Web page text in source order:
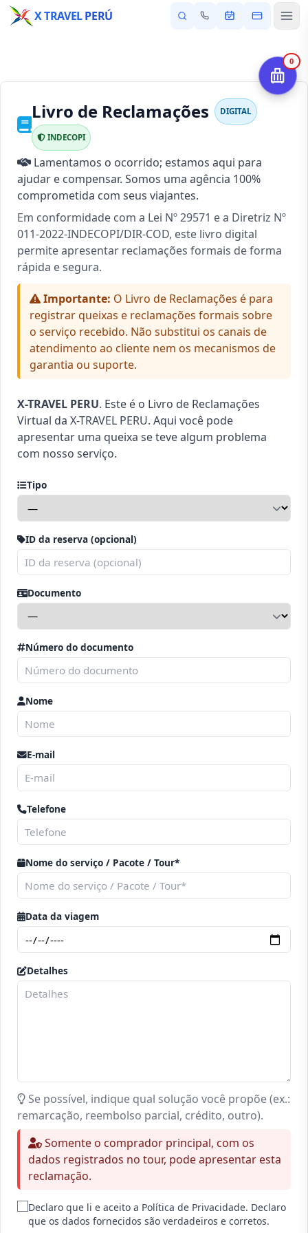
X TRAVELPERÚ
Livro de Reclamações DIGITAL
INDECOPI
Lamentamos o ocorrido; estamos aqui para
ajudar e compensar. Somos uma agência 100%
comprometida com seus viajantes.
Em conformidade com a Lei Nº 29571 e a Diretriz Nº
011-2022-INDECOPI/DIR-COD, este livro digital
permite apresentar reclamações formais de forma
rápida e segura.
Importante: O Livro de Reclamações é para
registrar queixas e reclamações formais sobre
o serviço recebido. Não substitui os canais de
atendimento ao cliente nem os mecanismos de
garantia ou suporte.
X-TRAVEL PERU. Este é o Livro de Reclamações
Virtual da X-TRAVEL PERU. Aqui você pode
apresentar uma queixa se teve algum problema
com nosso serviço.
Tipo
ID da reserva (opcional)
Documento
Número do documento
Nome
E-mail
Telefone
Nome do serviço / Pacote / Tour*
Data da viagem
Detalhes
Se possível, indique qual solução você propõe (ex.:
remarcação, reembolso parcial, crédito, outro).
Somente o comprador principal, com os
dados registrados no tour, pode apresentar esta
reclamação.
Declaro que li e aceito a Política de Privacidade. Declaro
que os dados fornecidos são verdadeiros e corretos.
0